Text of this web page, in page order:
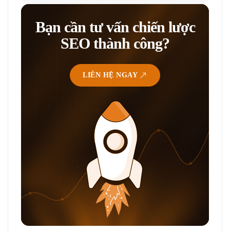
Bạn cần tư vấn chiến lược
SEO thành công?
LIÊN HỆ NGAY